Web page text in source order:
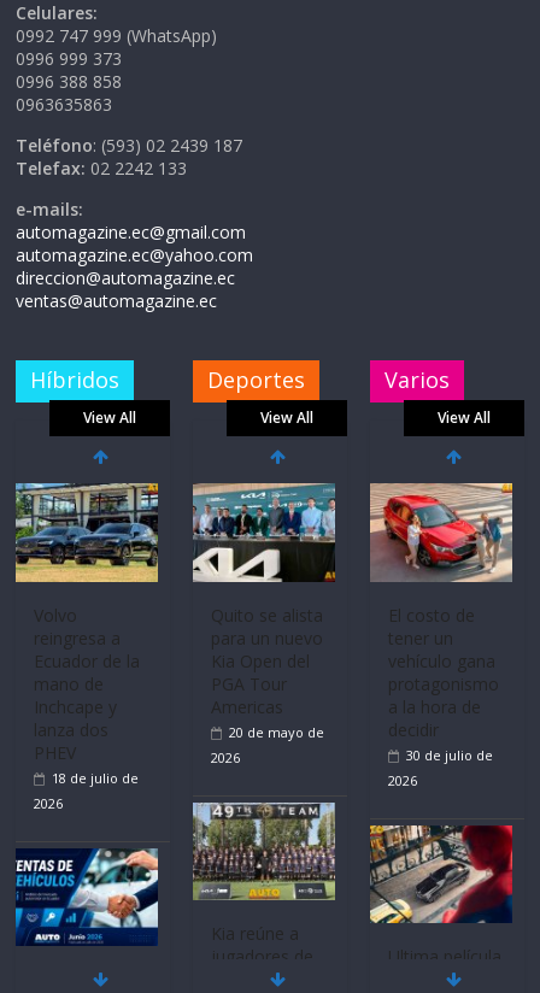
Celulares:
0992 747 999 (WhatsApp)
0996 999 373
0996 388 858
0963635863
Teléfono: (593) 02 2439 187
Telefax: 02 2242 133
e-mails:
automagazine.ec@gmail.com
automagazine.ec@yahoo.com
direccion@automagazine.ec
ventas@automagazine.ec
Híbridos
View All
Volvo
reingresa a
Ecuador de la
mano de
Inchcape y
lanza dos
PHEV
18 de julio de
2026
Mercado
Deportes
View All
Quito se alista
para un nuevo
Kia Open del
PGA Tour
Americas
20 de mayo de
2026
Kia reúne a
jugadores de
fútbol de todo
Varios
View All
El costo de
tener un
vehículo gana
protagonismo
a la hora de
decidir
30 de julio de
2026
Ultima película
‘Spider‑Man: